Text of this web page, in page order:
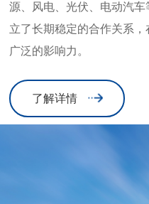
源、风电、光伏、电动汽
立了长期稳定的合作关系
广泛的影响力。
了解详情